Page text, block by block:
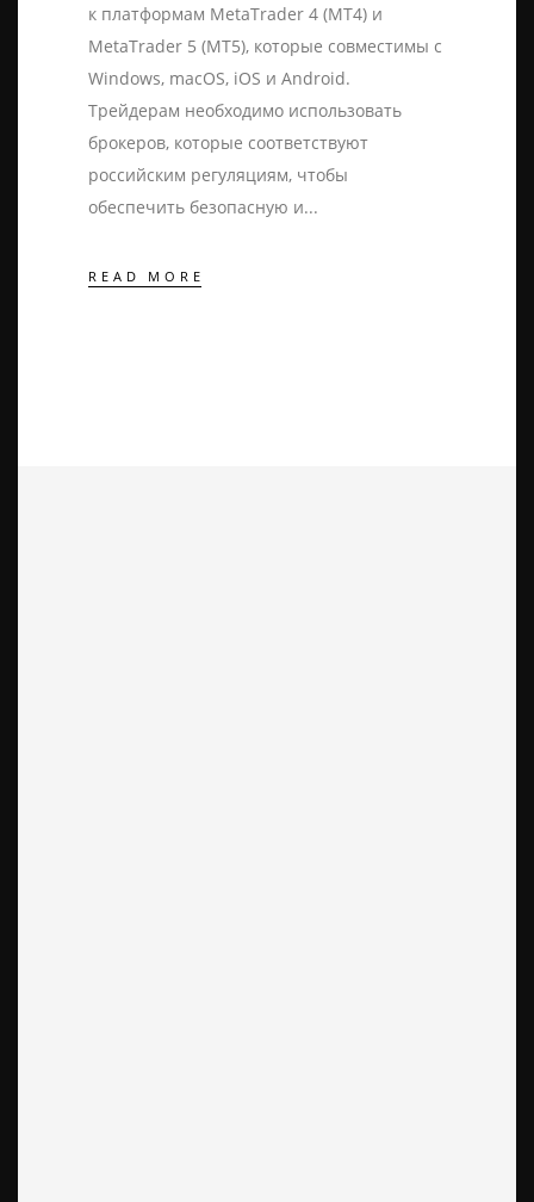
к платформам MetaTrader 4 (MT4) и
MetaTrader 5 (MT5), которые совместимы с
Windows, macOS, iOS и Android.
Трейдерам необходимо использовать
брокеров, которые соответствуют
российским регуляциям, чтобы
обеспечить безопасную и
READ MORE